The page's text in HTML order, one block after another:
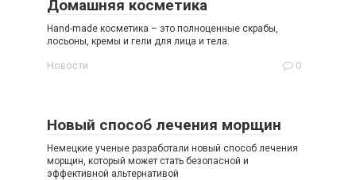
Домашняя косметика
Hand-made косметика – это полноценные скрабы,
лосьоны, кремы и гели для лица и тела.
Новости 0
Новый способ лечения морщин
Немецкие ученые разработали новый способ лечения
морщин, который может стать безопасной и
эффективной альтернативой